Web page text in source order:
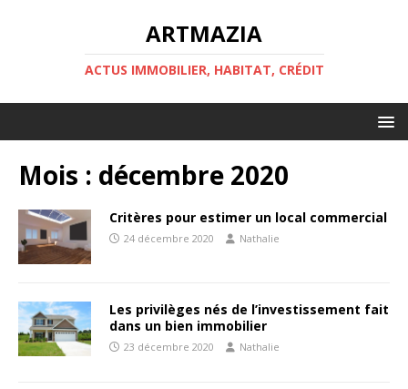
ARTMAZIA
ACTUS IMMOBILIER, HABITAT, CRÉDIT
Mois : décembre 2020
Critères pour estimer un local commercial
24 décembre 2020 Nathalie
Les privilèges nés de l’investissement fait
dans un bien immobilier
23 décembre 2020 Nathalie